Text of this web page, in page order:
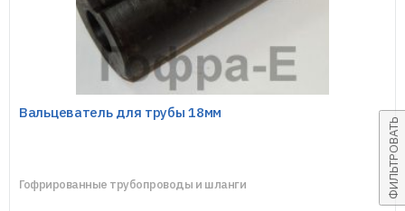
ФИЛЬТРОВАТЬ
Вальцеватель для трубы 18мм
Гофрированные трубопроводы и шланги